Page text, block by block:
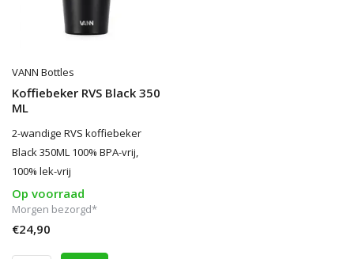
VANN Bottles
Koffiebeker RVS Black 350
ML
2-wandige RVS koffiebeker
Black 350ML 100% BPA-vrij,
100% lek-vrij
Op voorraad
Morgen bezorgd*
€24,90